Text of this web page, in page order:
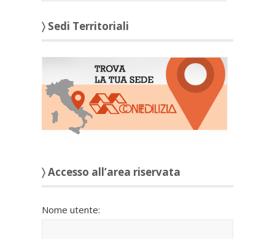
〉 Sedi Territoriali
〉 Accesso all’area riservata
Nome utente: